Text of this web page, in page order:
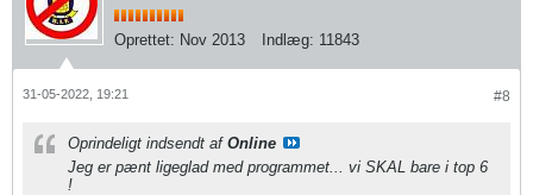
Oprettet: Nov 2013 Indlæg: 11843
#8
31-05-2022, 19:21
Oprindeligt indsendt af Online
Jeg er pænt ligeglad med programmet... vi SKAL bare i top 6
!